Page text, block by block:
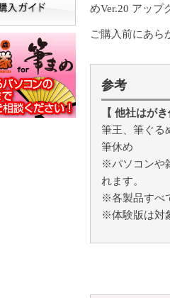
めVer.20 アップ
ご購入前にあら
参考
【 他社はが
筆王、筆ぐる
筆休め
※パソコンや
れます。
※各製品すべ
※体験版は対